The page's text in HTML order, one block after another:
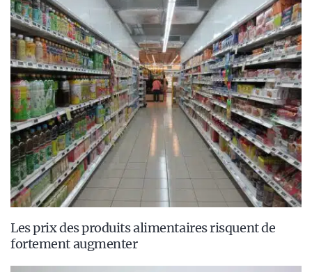
Les prix des produits alimentaires risquent de
fortement augmenter